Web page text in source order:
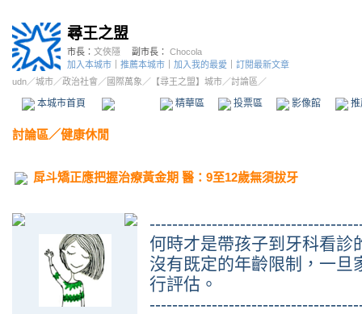
尋王之盟
市長： 文俠隱 副市長： Chocola
加入本城市
推薦本城市 加入我的最愛
訂閱最新文章
udn／城市／政治社會 ／國際萬象 ／ 【尋王之盟】城市／討論區／
本城市首頁 精華區 投票區 影像館
討論區／健康休閒
戽斗矯正應把握治療黃金期 醫：9至12歲無須拔牙
何時才是帶孩子到牙科看診
沒有既定的年齡限制，一旦
行評估。